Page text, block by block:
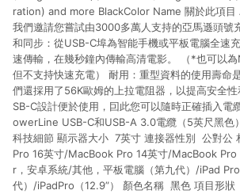
ration) and more‎ ‎BlackColor Name 關於此項目
我們邀請您嘗試由3000多萬人支持的亞馬遜頭號
和同步：從USB-C埠為智能手機或平板電腦全速
速傳輸，在幾秒鐘內傳輸高清電影。 （*也可以
但不支持快速充電） 耐用：重型資料的使用壽命
們還採用了56K歐姆的上拉電阻器，以提高安全
SB-C設計便於使用，囙此您可以隨時正確插入電
owerLine USB-C和USB-A 3.0電纜（5英尺黑色
科技細節 顯示器大小 ‎ 7英寸 連接器性別 ‎ 公對公
Pro 16英寸/MacBook Pro 14英寸/MacBook
r，安卓系統/其他，平板電腦（第九代）/iPad
代）/iPadPro（12.9”） 顏色名稱 ‎ 黑色 項目形狀